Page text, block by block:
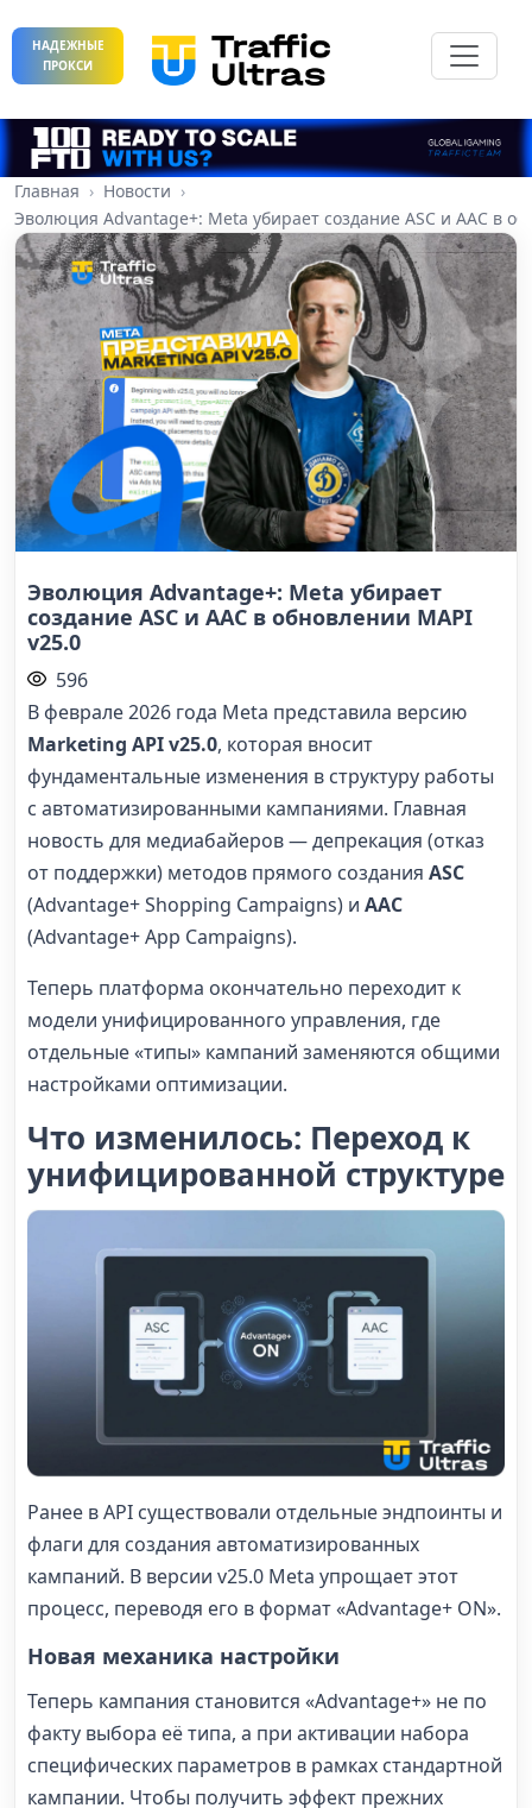
НАДЕЖНЫЕ
ПРОКСИ
Главная
Новости
Эволюция Advantage+: Meta убирает создание ASC и AAC в
Эволюция Advantage+: Meta убирает
создание ASC и AAC в обновлении MAPI
v25.0
596
В феврале 2026 года Meta представила версию
Marketing API v25.0, которая вносит
фундаментальные изменения в структуру работы
с автоматизированными кампаниями. Главная
новость для медиабайеров — депрекация (отказ
от поддержки) методов прямого создания ASC
(Advantage+ Shopping Campaigns) и AAC
(Advantage+ App Campaigns).
Теперь платформа окончательно переходит к
модели унифицированного управления, где
отдельные «типы» кампаний заменяются общими
настройками оптимизации.
Что изменилось: Переход к
унифицированной структуре
Ранее в API существовали отдельные эндпоинты и
флаги для создания автоматизированных
кампаний. В версии v25.0 Meta упрощает этот
процесс, переводя его в формат «Advantage+ ON».
Новая механика настройки
Теперь кампания становится «Advantage+» не по
факту выбора её типа, а при активации набора
специфических параметров в рамках стандартной
кампании. Чтобы получить эффект прежних